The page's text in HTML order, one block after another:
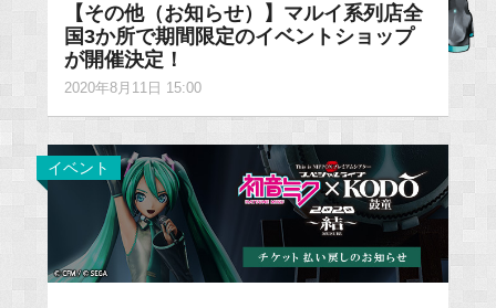
【その他（お知らせ）】マルイ系列店全
国3か所で期間限定のイベントショップ
が開催決定！
2020年8月11日 15:00
イベント